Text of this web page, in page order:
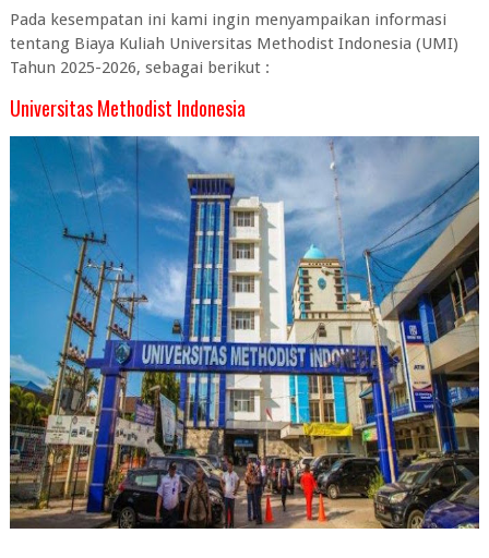
Pada kesempatan ini kami ingin menyampaikan informasi
tentang Biaya Kuliah Universitas Methodist Indonesia (UMI)
Tahun 2025-2026, sebagai berikut :
Universitas Methodist Indonesia